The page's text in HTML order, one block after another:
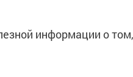
информации о